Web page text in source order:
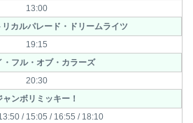
13:00
カルパレード・ドリームライツ
19:15
・フル・オブ・カラーズ
20:30
ャンボリミッキー！
/ 15:05 / 16:55 / 18:10